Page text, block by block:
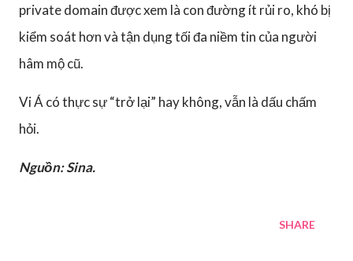
private domain được xem là con đường ít rủi ro, khó bị
kiểm soát hơn và tận dụng tối đa niềm tin của người
hâm mộ cũ.
Vi Á có thực sự “trở lại” hay không, vẫn là dấu chấm
hỏi.
Nguồn: Sina.
SHARE